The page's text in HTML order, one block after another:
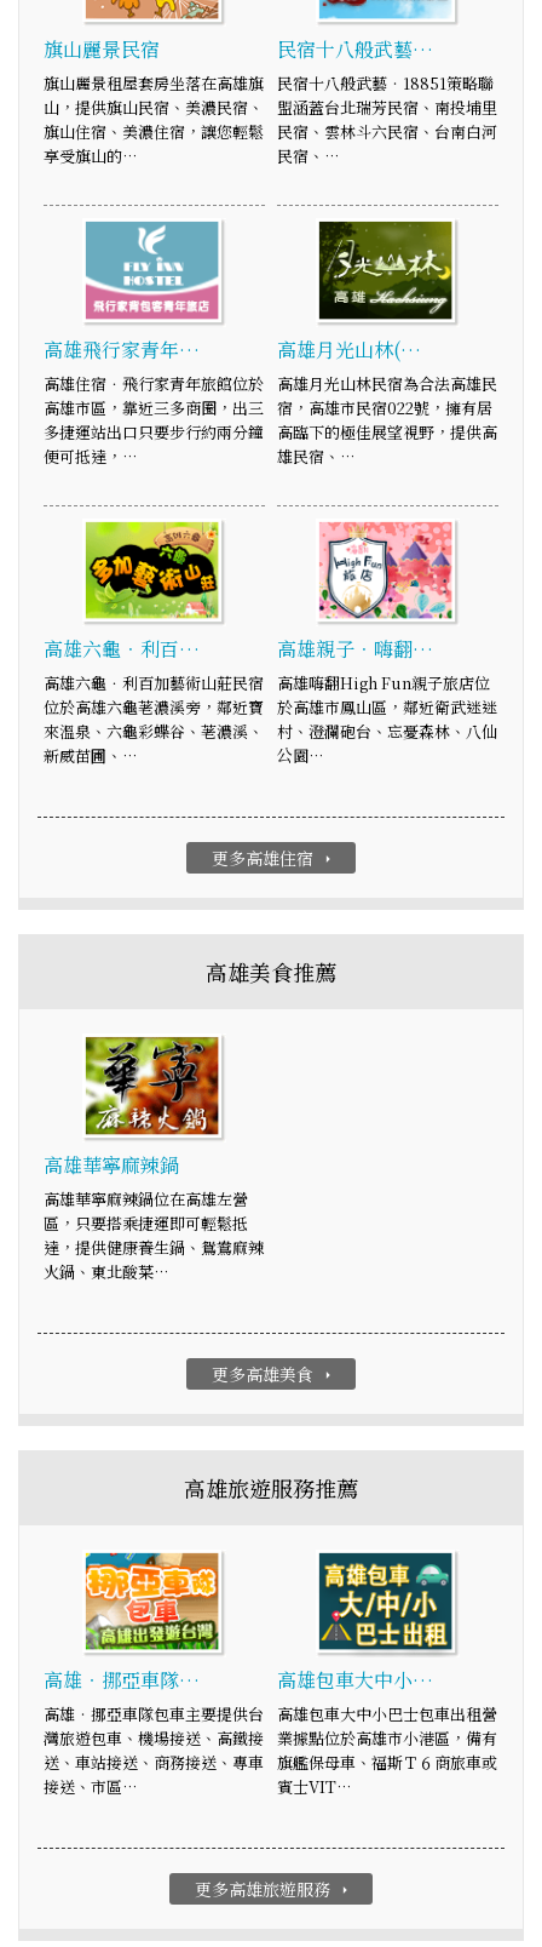
旗山麗景民宿
旗山麗景租屋套房坐落在高雄旗
山，提供旗山民宿、美濃民宿、
旗山住宿、美濃住宿，讓您輕鬆
享受旗山的…
民宿十八般武藝…
民宿十八般武藝‧18851策略聯
盟涵蓋台北瑞芳民宿、南投埔里
民宿、雲林斗六民宿、台南白河
民宿、…
高雄飛行家青年…
高雄住宿．飛行家青年旅館位於
高雄市區，靠近三多商圈，出三
多捷運站出口只要步行約兩分鐘
便可抵達，…
高雄月光山林(…
高雄月光山林民宿為合法高雄民
宿，高雄市民宿022號，擁有居
高臨下的極佳展望視野，提供高
雄民宿、…
高雄六龜．利百…
高雄六龜．利百加藝術山莊民宿
位於高雄六龜荖濃溪旁，鄰近寶
來溫泉、六龜彩蝶谷、荖濃溪、
新威苗圃、…
高雄親子．嗨翻…
高雄嗨翻High Fun親子旅店位
於高雄市鳳山區，鄰近衛武迷迷
村、澄瀾砲台、忘憂森林、八仙
公園…
更多高雄住宿 arrow_right
高雄美食推薦
高雄華寧麻辣鍋
高雄華寧麻辣鍋位在高雄左營
區，只要搭乘捷運即可輕鬆抵
達，提供健康養生鍋、鴛鴦麻辣
火鍋、東北酸菜…
更多高雄美食 arrow_right
高雄旅遊服務推薦
高雄‧挪亞車隊…
高雄‧挪亞車隊包車主要提供台
灣旅遊包車、機場接送、高鐵接
送、車站接送、商務接送、專車
接送、市區…
高雄包車大中小…
高雄包車大中小巴士包車出租營
業據點位於高雄市小港區，備有
旗艦保母車、福斯Ｔ６商旅車或
賓士VIT…
更多高雄旅遊服務 arrow_right